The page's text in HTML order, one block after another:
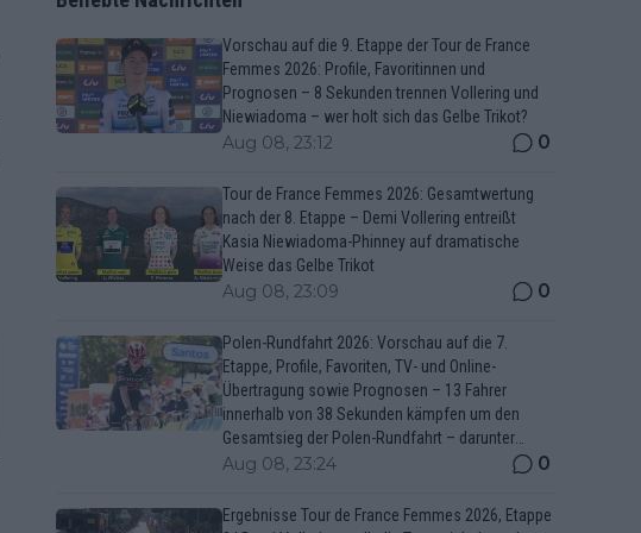
Vorschau auf die 9. Etappe der Tour de France
Femmes 2026: Profile, Favoritinnen und
Prognosen – 8 Sekunden trennen Vollering und
Niewiadoma – wer holt sich das Gelbe Trikot?
Aug 08, 23:12 0
Tour de France Femmes 2026: Gesamtwertung
nach der 8. Etappe – Demi Vollering entreißt
Kasia Niewiadoma-Phinney auf dramatische
Weise das Gelbe Trikot
Aug 08, 23:09 0
Polen-Rundfahrt 2026: Vorschau auf die 7.
Etappe, Profile, Favoriten, TV- und Online-
Übertragung sowie Prognosen – 13 Fahrer
innerhalb von 38 Sekunden kämpfen um den
Gesamtsieg der Polen-Rundfahrt – darunter
Marco Brenner und Jan Christen
Aug 08, 23:24 0
Ergebnisse Tour de France Femmes 2026, Etappe